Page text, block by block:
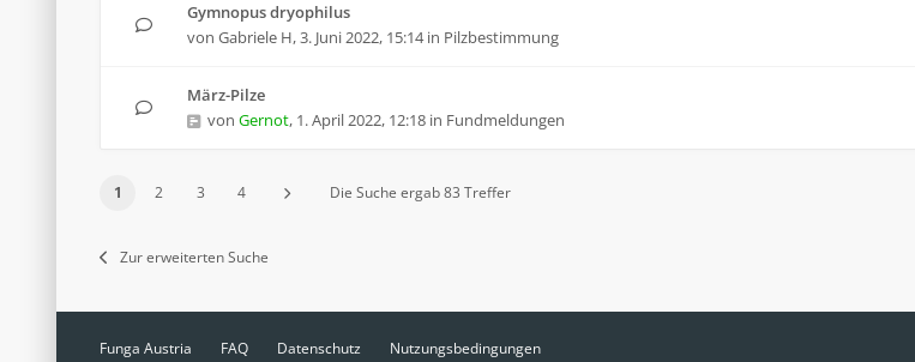
Gymnopus dryophilus
von Gabriele H,3. Juni 2022, 15:14in Pilzbestimmung
März-Pilze
von Gernot, 1. April 2022, 12:18 in Fundmeldungen
1 2 3 4 Die Suche ergab 83 Treffer
Zur erweiterten Suche
Funga Austria FAQ Datenschutz Nutzungsbedingungen